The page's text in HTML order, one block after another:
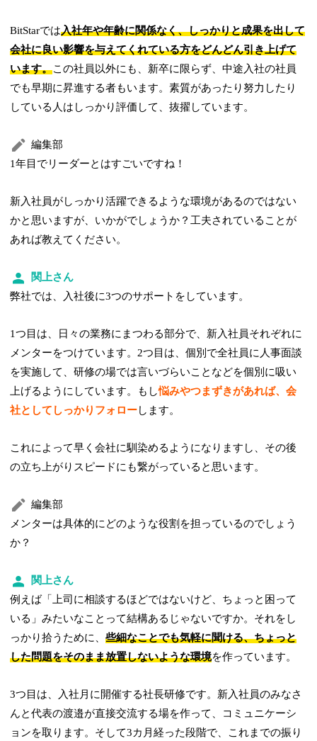
BitStarでは入社年や年齢に関係なく、しっかりと成果を出して
会社に良い影響を与えてくれている方をどんどん引き上げて
います。この社員以外にも、新卒に限らず、中途入社の社員
でも早期に昇進する者もいます。素質があったり努力したり
している人はしっかり評価して、抜擢しています。
編集部
1年目でリーダーとはすごいですね！
新入社員がしっかり活躍できるような環境があるのではない
かと思いますが、いかがでしょうか？工夫されていることが
あれば教えてください。
関上さん
弊社では、入社後に3つのサポートをしています。
1つ目は、日々の業務にまつわる部分で、新入社員それぞれに
メンターをつけています。2つ目は、個別で全社員に人事面談
を実施して、研修の場では言いづらいことなどを個別に吸い
上げるようにしています。もし悩みやつまずきがあれば、会
社としてしっかりフォローします。
これによって早く会社に馴染めるようになりますし、その後
の立ち上がりスピードにも繋がっていると思います。
編集部
メンターは具体的にどのような役割を担っているのでしょう
か？
関上さん
例えば「上司に相談するほどではないけど、ちょっと困って
いる」みたいなことって結構あるじゃないですか。それをし
っかり拾うために、些細なことでも気軽に聞ける、ちょっと
した問題をそのまま放置しないような環境を作っています。
3つ目は、入社月に開催する社長研修です。新入社員のみなさ
んと代表の渡邉が直接交流する場を作って、コミュニケーシ
ョンを取ります。そして3カ月経った段階で、これまでの振り